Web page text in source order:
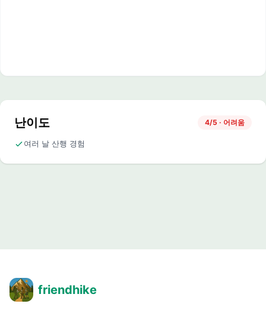
난이도 4/5 · 어려움
여러 날 산행 경험
friendhike